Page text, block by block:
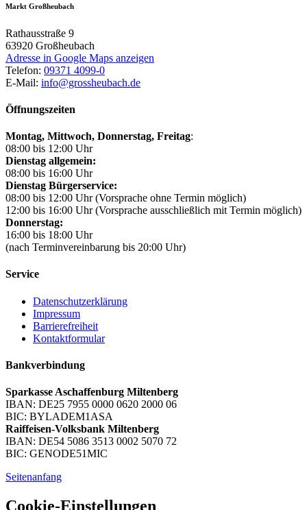
Markt Großheubach
Rathausstraße 9
63920 Großheubach
Adresse in Google Maps anzeigen
Telefon: 09371 4099-0
E-Mail: info@grossheubach.de
Öffnungszeiten
Montag, Mittwoch, Donnerstag, Freitag:
08:00 bis 12:00 Uhr
Dienstag allgemein:
08:00 bis 16:00 Uhr
Dienstag Bürgerservice:
08:00 bis 12:00 Uhr (Vorsprache ohne Termin möglich)
12:00 bis 16:00 Uhr (Vorsprache ausschließlich mit Termin möglich)
Donnerstag:
16:00 bis 18:00 Uhr
(nach Terminvereinbarung bis 20:00 Uhr)
Service
Datenschutzerklärung
Impressum
Barrierefreiheit
Kontaktformular
Bankverbindung
Sparkasse Aschaffenburg Miltenberg
IBAN: DE25 7955 0000 0620 2000 06
BIC: BYLADEM1ASA
Raiffeisen-Volksbank Miltenberg
IBAN: DE54 5086 3513 0002 5070 72
BIC: GENODE51MIC
Seitenanfang
Cookie-Einstellungen